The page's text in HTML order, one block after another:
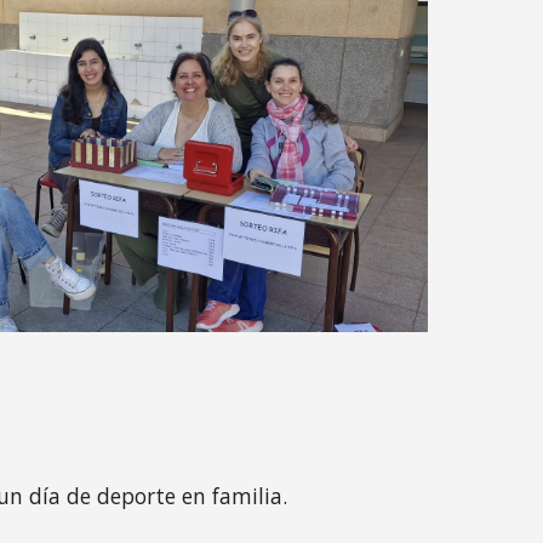
día de deporte en familia.